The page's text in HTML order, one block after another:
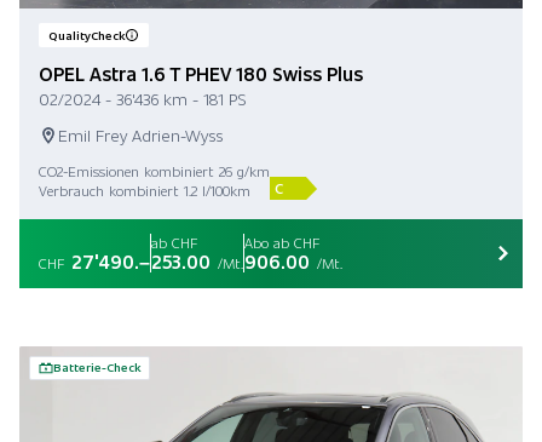
QualityCheck
OPEL Astra 1.6 T PHEV 180 Swiss Plus
02/2024 - 36'436 km - 181 PS
Emil Frey Adrien-Wyss
CO2-Emissionen kombiniert 26 g/km
Verbrauch kombiniert 1.2 l/100km
C
CHF 27'490.–
ab CHF
253.00 /Mt.
Abo ab CHF
906.00 /Mt.
Batterie-Check